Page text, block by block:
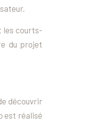
les courts-
du projet
découvrir
est réalisé